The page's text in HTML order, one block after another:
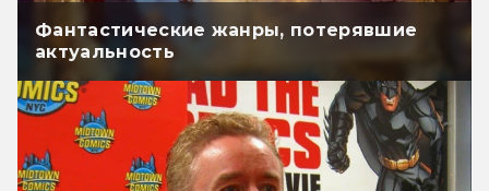
Фантастические жанры, потерявшие
актуальность